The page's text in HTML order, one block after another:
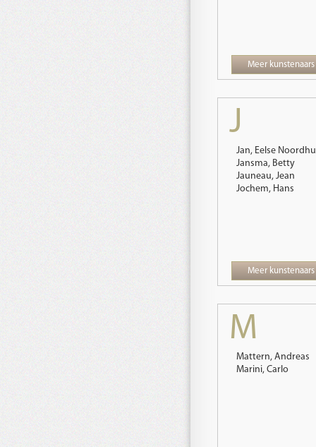
Meer kunstenaars
J
Jan, Eelse
Jansma, Betty
Jauneau, Jean
Jochem, Hans
Meer kunstenaars
M
Mattern, Andreas
Marini, Carlo